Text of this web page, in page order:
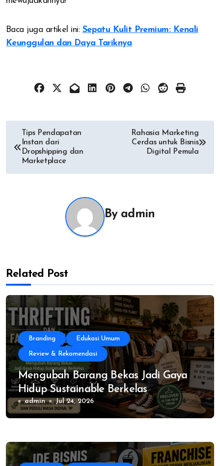
Baca juga artikel ini: Sepatu Kulit Premium: Kenali
Keunggulan dan Daya Tariknya
Post
navigation
Tips Pendapatan
Instan dari
Dropshipping dan
Marketplace
Rahasia Marketing
Cerdas untuk Bisnis
Digital Pemula
By admin
Related Post
Branding Edukasi Umum
Review & Rekomendasi
Mengubah Barang Bekas Jadi Gaya
Hidup Sustainable Berkelas
admin Jul 24, 2026